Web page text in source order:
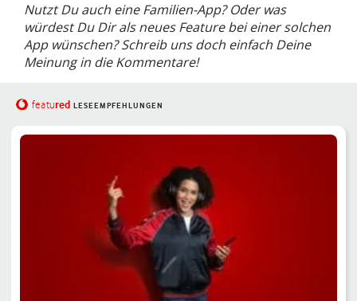
Nutzt Du auch eine Familien-App? Oder was
würdest Du Dir als neues Feature bei einer solchen
App wünschen? Schreib uns doch einfach Deine
Meinung in die Kommentare!
featured LESEEMPFEHLUNGEN